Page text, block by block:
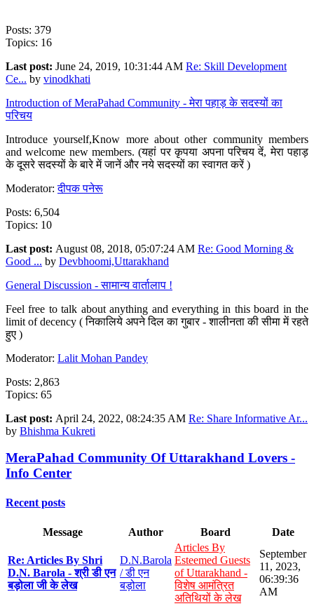
Posts: 379
Topics: 16
Last post: June 24, 2019, 10:31:44 AM Re: Skill Development
Ce... by vinodkhati
Introduction of MeraPahad Community - मेरा पहाड़ के सदस्यों का
परिचय
Introduce yourself,Know more about other community members
and welcome new members. (यहां पर कृपया अपना परिचय दें, मेरा पहाड़
के दूसरे सदस्यों के बारे में जानें और नये सदस्यों का स्वागत करें )
Moderator:दीपक पनेरू
Posts: 6,504
Topics: 10
Last post: August 08, 2018, 05:07:24 AM Re: Good Morning &
Good ... by Devbhoomi,Uttarakhand
General Discussion - सामान्य वार्तालाप !
Feel free to talk about anything and everything in this board in the
limit of decency ( निकालिये अपने दिल का गुबार - शालीनता की सीमा में रहते
हुए )
Moderator: Lalit Mohan Pandey
Posts: 2,863
Topics: 65
Last post: April 24, 2022, 08:24:35 AM Re: Share Informative Ar...
by Bhishma Kukreti
MeraPahad Community Of Uttarakhand Lovers -
Info Center
Recent posts
Message Author Board Date
Re: Articles By Shri
D.N. Barola - श्री डी एन
बड़ोला जी के लेख
D.N.Barola
/ डी एन
बड़ोला
Articles By
Esteemed Guests
of Uttarakhand -
विशेष आमंत्रित
अतिथियों के लेख
September
11, 2023,
06:39:36
AM